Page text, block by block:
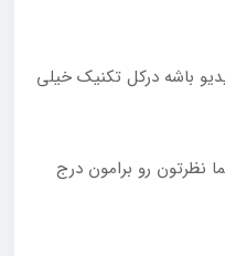
باشه درکل تکنیک خیلی
نظرتون رو برامون درج